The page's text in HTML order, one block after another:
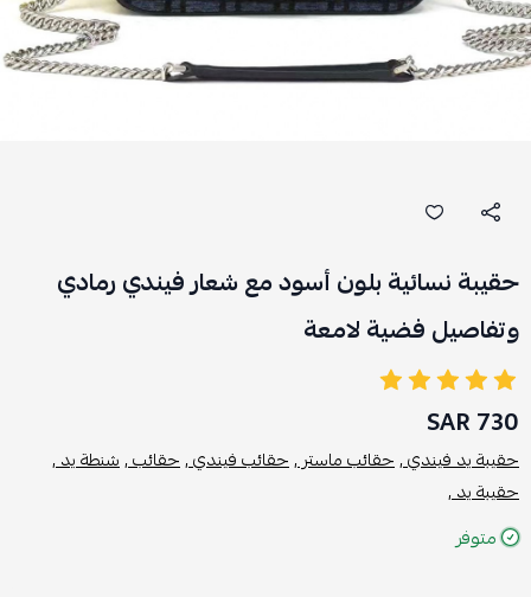
حقيبة نسائية بلون أسود مع شعار فيندي رمادي
وتفاصيل فضية لامعة
730 SAR
حقيبة يد فيندي ,حقائب ماستر ,حقائب فيندي ,حقائب ,شنطة يد ,
حقيبة يد ,
متوفر